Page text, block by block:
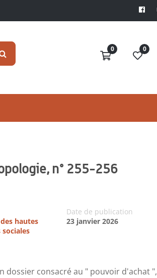
0 0
n° 255-256
hautes
sociales
Date de publication
23 janvier 2026
dossier consacré au " pouvoir d'achat ",